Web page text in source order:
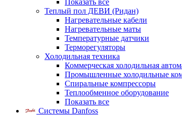
Показать все
Теплый пол ДЕВИ (Ридан)
Нагревательные кабели
Нагревательные маты
Температурные датчики
Терморегуляторы
Холодильная техника
Коммерческая холодильная
Промышленные холодильные
Спиральные компрессоры
Теплообменное оборудование
Показать все
Системы Danfoss